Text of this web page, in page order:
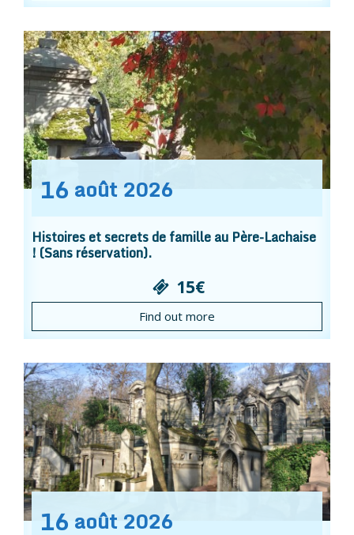
16 août 2026
Histoires et secrets de famille au Père-Lachaise
! (Sans réservation).
15€
Find out more
16 août 2026